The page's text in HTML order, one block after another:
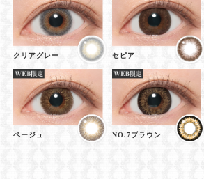
クリアグレー セピア
ベージュ NO.7ブラウン